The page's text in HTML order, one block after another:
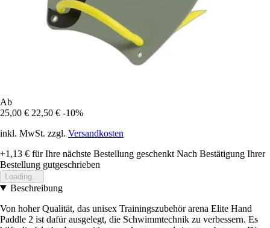
Ab
25,00 € 22,50 € -10%
inkl. MwSt. zzgl. Versandkosten
+1,13 € für Ihre nächste Bestellung geschenkt Nach Bestätigung Ihrer
Bestellung gutgeschrieben
Loading...
Beschreibung
Von hoher Qualität, das unisex Trainingszubehör arena Elite Hand
Paddle 2 ist dafür ausgelegt, die Schwimmtechnik zu verbessern. Es